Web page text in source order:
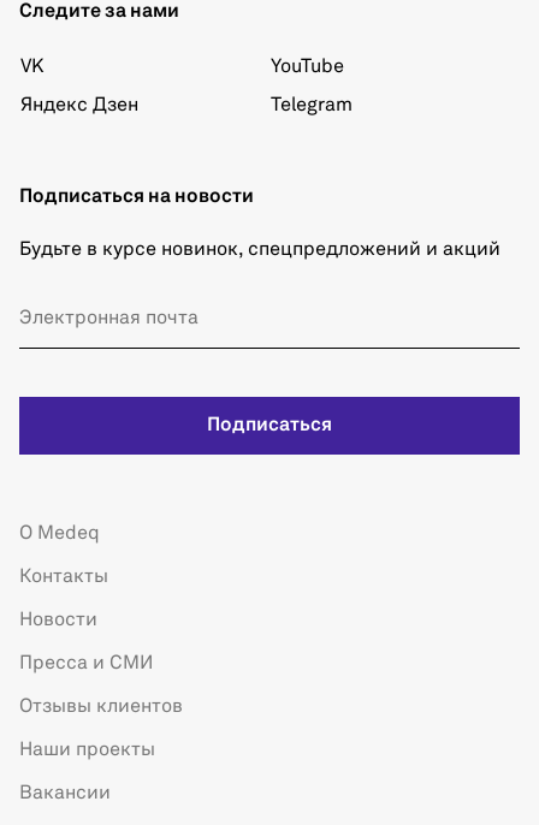
Следите за нами
VK
Яндекс Дзен
YouTube
Telegram
Подписаться на новости
Будьте в курсе новинок, спецпредложений и акций
Подписаться
О Medeq
Контакты
Новости
Пресса и СМИ
Отзывы клиентов
Наши проекты
Вакансии